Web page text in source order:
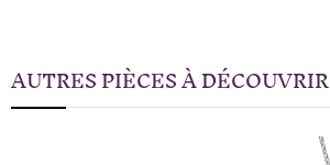
AUTRES PIÈCES À DÉCOUVRIR